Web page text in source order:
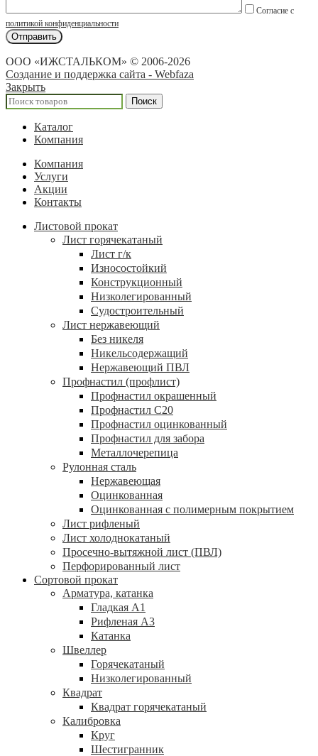
Согласие с
политикой конфиденциальности
ООО «ИЖСТАЛЬКОМ» © 2006-2026
Создание и поддержка сайта - Webfaza
Закрыть
Поиск
Каталог
Компания
Компания
Услуги
Акции
Контакты
Листовой прокат
Лист горячекатаный
Лист г/к
Износостойкий
Конструкционный
Низколегированный
Судостроительный
Лист нержавеющий
Без никеля
Никельсодержащий
Нержавеющий ПВЛ
Профнастил (профлист)
Профнастил окрашенный
Профнастил С20
Профнастил оцинкованный
Профнастил для забора
Металлочерепица
Рулонная сталь
Нержавеющая
Оцинкованная
Оцинкованная с полимерным покрытием
Лист рифленый
Лист холоднокатаный
Просечно-вытяжной лист (ПВЛ)
Перфорированный лист
Сортовой прокат
Арматура, катанка
Гладкая А1
Рифленая А3
Катанка
Швеллер
Горячекатаный
Низколегированный
Квадрат
Квадрат горячекатаный
Калибровка
Круг
Шестигранник